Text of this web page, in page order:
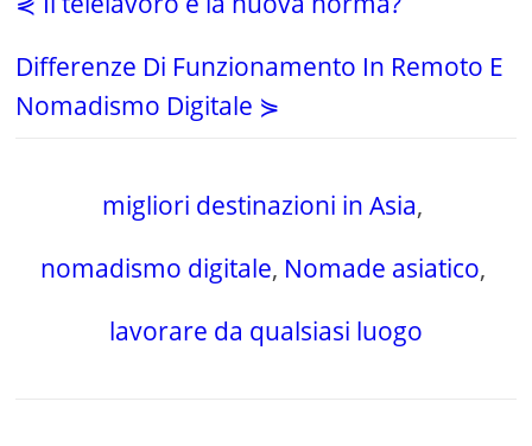
Differenze Di Funzionamento In Remoto E
Nomadismo Digitale ⋟
migliori destinazioni in Asia,
nomadismo digitale, Nomade asiatico,
lavorare da qualsiasi luogo